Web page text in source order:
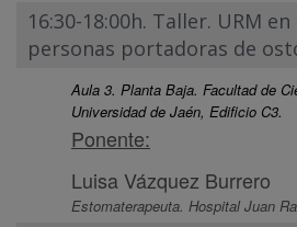
16:30-18:00h. Taller. URM
personas portadoras de
Aula 3. Planta Baja. Facultad de
Universidad de Jaén, Edificio C3.
Ponente:
Luisa Vázquez Burrero
Estomaterapeuta. Hospital Juan